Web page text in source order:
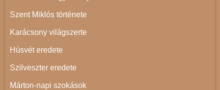
Szent Miklós története
Karácsony világszerte
Húsvét eredete
Szilveszter eredete
Márton-napi szokások